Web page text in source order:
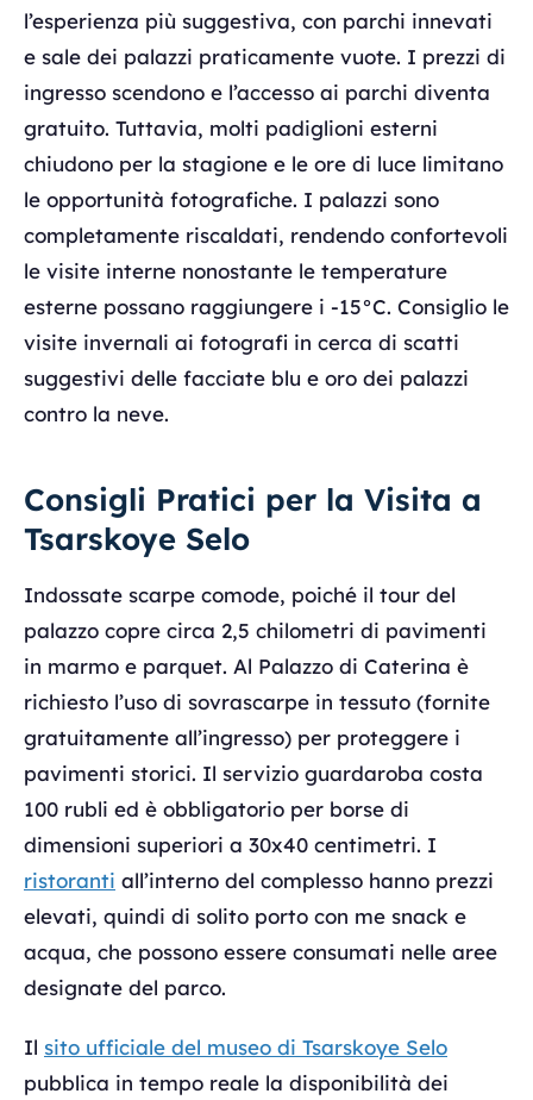
l’esperienza più suggestiva, con parchi innevati
e sale dei palazzi praticamente vuote. I prezzi di
ingresso scendono e l’accesso ai parchi diventa
gratuito. Tuttavia, molti padiglioni esterni
chiudono per la stagione e le ore di luce limitano
le opportunità fotografiche. I palazzi sono
completamente riscaldati, rendendo confortevoli
le visite interne nonostante le temperature
esterne possano raggiungere i -15°C. Consiglio le
visite invernali ai fotografi in cerca di scatti
suggestivi delle facciate blu e oro dei palazzi
contro la neve.
Consigli Pratici per la Visita a
Tsarskoye Selo
Indossate scarpe comode, poiché il tour del
palazzo copre circa 2,5 chilometri di pavimenti
in marmo e parquet. Al Palazzo di Caterina è
richiesto l’uso di sovrascarpe in tessuto (fornite
gratuitamente all’ingresso) per proteggere i
pavimenti storici. Il servizio guardaroba costa
100 rubli ed è obbligatorio per borse di
dimensioni superiori a 30x40 centimetri. I
ristoranti all’interno del complesso hanno prezzi
elevati, quindi di solito porto con me snack e
acqua, che possono essere consumati nelle aree
designate del parco.
Il sito ufficiale del museo di Tsarskoye Selo
pubblica in tempo reale la disponibilità dei